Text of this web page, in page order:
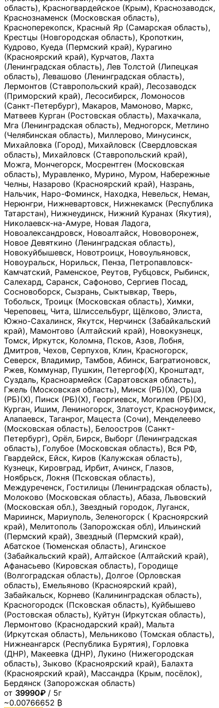
область), Красногвардейское (Крым), Краснозаводск,
Краснознаменск (Московская область),
Красноперекопск, Красный Яр (Самарская область),
Крестцы (Новгородская область), Кропоткин,
Кудрово, Куеда (Пермский край), Курагино
(Красноярский край), Курчатов, Лахта
(Ленинградская область), Лев Толстой (Липецкая
область), Левашово (Ленинградская область),
Лермонтов (Ставропольский край), Лесозаводск
(Приморский край), Лесосибирск, Ломоносов
(Санкт-Петербург), Макаров, Мамоново, Маркс,
Матвеев Курган (Ростовская область), Махачкала,
Мга (Ленинградская область), Медногорск, Метлино
(Челябинская область), Миллерово, Минусинск,
Михайловка (Город), Михайловск (Свердловская
область), Михайловск (Ставропольский край),
Можга, Мончегорск, Мосрентген (Московская
область), Муравленко, Мурино, Муром, Набережные
Челны, Назарово (Красноярский край), Назрань,
Нальчик, Наро-Фоминск, Находка, Невельск, Неман,
Нерюнгри, Нижневартовск, Нижнекамск (Республика
Татарстан), Нижнеудинск, Нижний Куранах (Якутия),
Николаевск-на-Амуре, Новая Ладога,
Новоалександровск, Новоалтайск, Нововоронеж,
Новое Девяткино (Ленинградская область),
Новокуйбышевск, Новотроицк, Новоульяновск,
Новоуральск, Норильск, Пенза, Петропавловск-
Камчатский, Раменское, Реутов, Рубцовск, Рыбинск,
Салехард, Саранск, Сафоново, Сергиев Посад,
Сосновоборск, Сызрань, Сыктывкар, Тверь,
Тобольск, Троицк (Московская область), Химки,
Череповец, Чита, Шлиссельбург, Щёлково, Элиста,
Южно-Сахалинск, Якутск, Нерчинск (Забайкальский
край), Мамонтово (Алтайский край), Новокузнецк,
Томск, Иркутск, Коломна, Псков, Азов, Лобня,
Дмитров, Чехов, Серпухов, Клин, Красногорск,
Северск, Владимир, Тамбов, Абинск, Багратионовск,
Ржев, Коммунар, Пушкин, Петергоф(Х), Кронштадт,
Суздаль, Красноармейск (Саратовская область),
Гжель (Московская область), Минск (РБ)(Х), Орша
(РБ)(Х), Пинск (РБ)(Х), Георгиевск, Могилев (РБ)(Х),
Курган, Ишим, Лениногорск, Златоуст, Красноуфимск,
Алапаевск, Таганрог, Мацеста (Сочи), Менделеево
(Московская область), Белоостров (Санкт-
Петербург), Орёл, Бирск, Выборг (Ленинградская
область), Голубое (Московская область), Вся РФ,
Гвардейск, Ейск, Киров (Калужская область),
Кузнецк, Кировград, Ирбит, Ачинск, Глазов,
Ноябрьск, Локня (Псковская область),
Междуреченск, Гостилицы (Ленинградская область),
Молоково (Московская область), Абаза, Львовский
(Московская обл.), Звездный городок, Луганск,
Мариинск, Мариуполь, Зеленогорск ( Красноярский
край), Мелитополь (Запорожская обл), Ильинский
(Пермский край), Звездный (Пермский край),
Абатское (Тюменская область), Агинское
(Забайкальский край), Алтайское (Алтайский край),
Афанасьево (Кировская область), Городище
(Волгоградская область), Долгое (Орловская
область), Емельяново (Красноярский край),
Забайкальск, Корнево (Калининградская область),
Красногородск (Псковская область), Куйбышево
(Ростовская область), Куйтун (Иркутская область),
Лермонтово (Краснодарский край), Мальта
(Иркутская область), Мельниково (Томская область),
Нижнеангарск (Республика Бурятия), Горловка
(ДНР), Макеевка (ДНР), Лукино (Нижегородская
область), Зыково (Красноярский край), Балахта
(Красноярский край), Массандра (Крым, посёлок),
Бердянск (Запорожская область)
от 39990₽ / 5г
~0.00766652 ₿